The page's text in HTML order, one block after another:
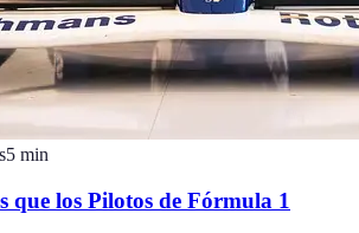
5 min
que los Pilotos de Fórmula 1